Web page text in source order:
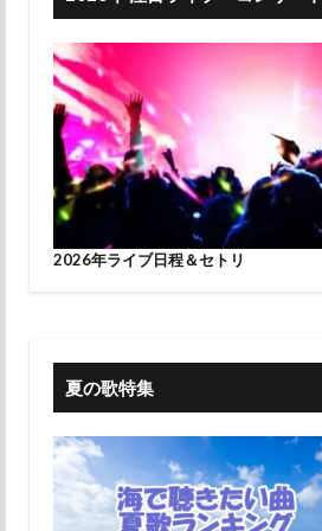
2026年ライブ日程＆セトリ
夏の歌特集